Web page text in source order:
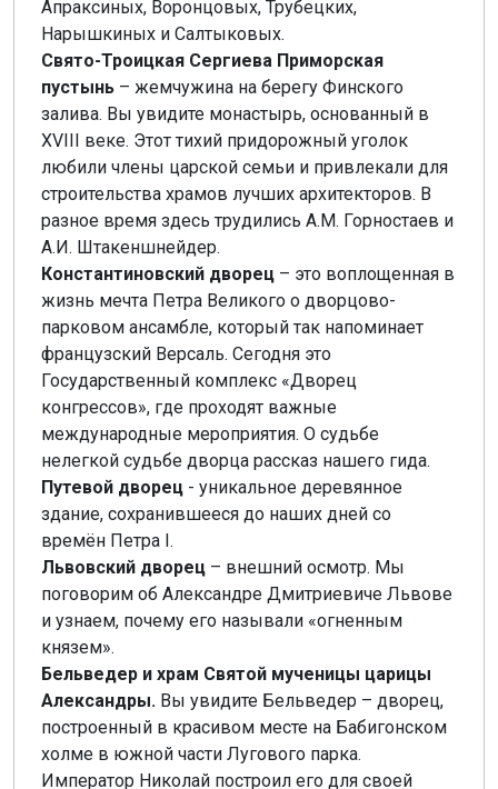
Апраксиных, Воронцовых, Трубецких,
Нарышкиных и Салтыковых.
Свято-Троицкая Сергиева Приморская
пустынь – жемчужина на берегу Финского
залива. Вы увидите монастырь, основанный в
XVIII веке. Этот тихий придорожный уголок
любили члены царской семьи и привлекали для
строительства храмов лучших архитекторов. В
разное время здесь трудились А.М. Горностаев и
А.И. Штакеншнейдер.
Константиновский дворец – это воплощенная в
жизнь мечта Петра Великого о дворцово-
парковом ансамбле, который так напоминает
французский Версаль. Сегодня это
Государственный комплекс «Дворец
конгрессов», где проходят важные
международные мероприятия. О судьбе
нелегкой судьбе дворца рассказ нашего гида.
Путевой дворец - уникальное деревянное
здание, сохранившееся до наших дней со
времён Петра I.
Львовский дворец – внешний осмотр. Мы
поговорим об Александре Дмитриевиче Львове
и узнаем, почему его называли «огненным
князем».
Бельведер и храм Святой мученицы царицы
Александры. Вы увидите Бельведер – дворец,
построенный в красивом месте на Бабигонском
холме в южной части Лугового парка.
Император Николай построил его для своей